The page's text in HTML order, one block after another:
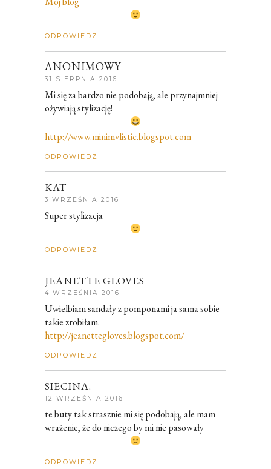
ODPOWIEDZ
ANONIMOWY
31 SIERPNIA 2016
Mi się za bardzo nie podobają, ale przynajmniej
ożywiają stylizację!
http://www.minimvlistic.blogspot.com
ODPOWIEDZ
KAT
3 WRZEŚNIA 2016
Super stylizacja
ODPOWIEDZ
JEANETTE GLOVES
4 WRZEŚNIA 2016
Uwielbiam sandały z pomponami ja sama sobie
takie zrobiłam.
http://jeanettegloves.blogspot.com/
ODPOWIEDZ
SIECINA.
12 WRZEŚNIA 2016
te buty tak strasznie mi się podobają, ale mam
wrażenie, że do niczego by mi nie pasowały
ODPOWIEDZ